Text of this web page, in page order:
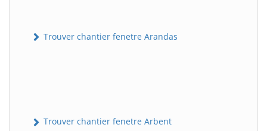
Trouver chantier fenetre Arandas
Trouver chantier fenetre Arbent